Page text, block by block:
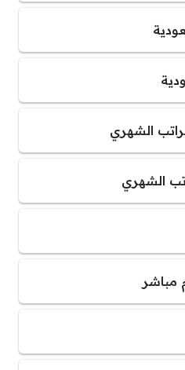
الشهري
الشهري
مباشر